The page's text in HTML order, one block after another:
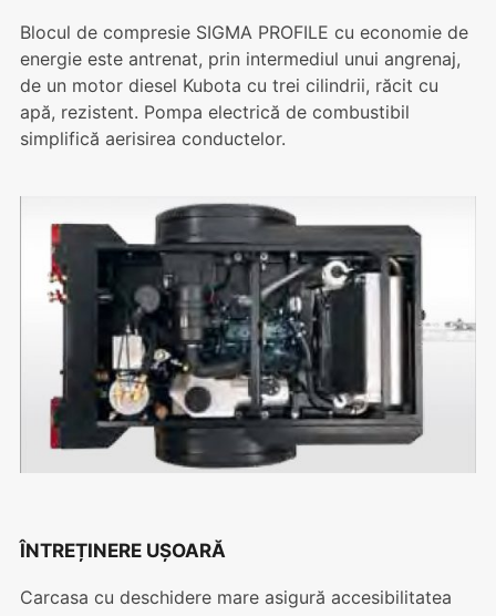
Blocul de compresie SIGMA PROFILE cu economie de
energie este antrenat, prin intermediul unui angrenaj,
de un motor diesel Kubota cu trei cilindrii, răcit cu
apă, rezistent. Pompa electrică de combustibil
simplifică aerisirea conductelor.
ÎNTREȚINERE UȘOARĂ
Carcasa cu deschidere mare asigură accesibilitatea